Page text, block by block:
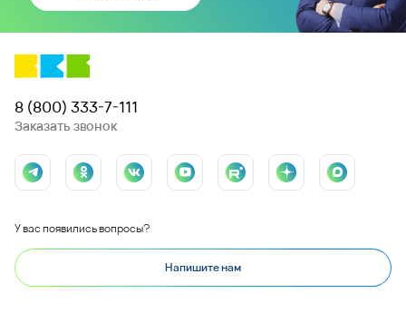
8 (800) 333-7-111
Заказать звонок
У вас появились вопросы?
Напишите нам